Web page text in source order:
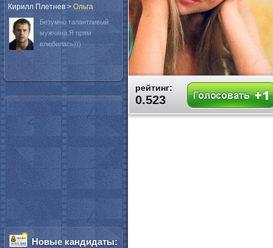
рейтинг:
0.523
Кирилл Плетнев > Oльга
Безумно талантливый
мужчина.Я прям
влюбилась)))
Новые кандидаты: